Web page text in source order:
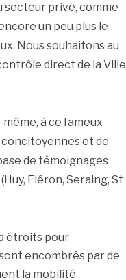
privé, comme
un peu plus le
Nous souhaitons au
direct de la Ville
à ce fameux
et de
de témoignages
Fléron, Seraing, St
étroits pour
encombrés par de
la mobilité